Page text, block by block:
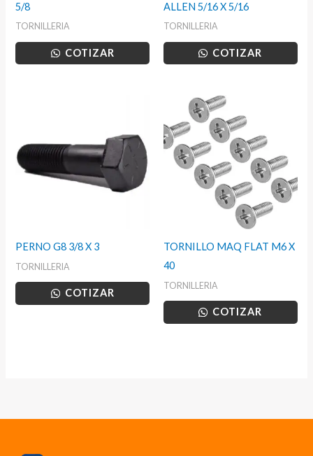
5/8
TORNILLERIA
COTIZAR
ALLEN 5/16 X 5/16
TORNILLERIA
COTIZAR
PERNO G8 3/8 X 3
TORNILLERIA
COTIZAR
TORNILLO MAQ FLAT M6 X
40
TORNILLERIA
COTIZAR